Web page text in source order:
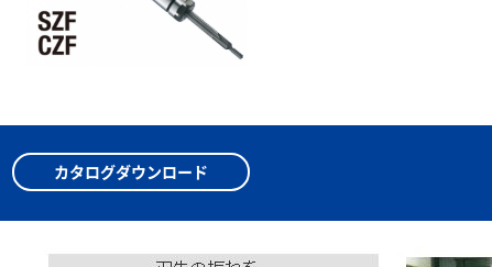
カタログダウンロード